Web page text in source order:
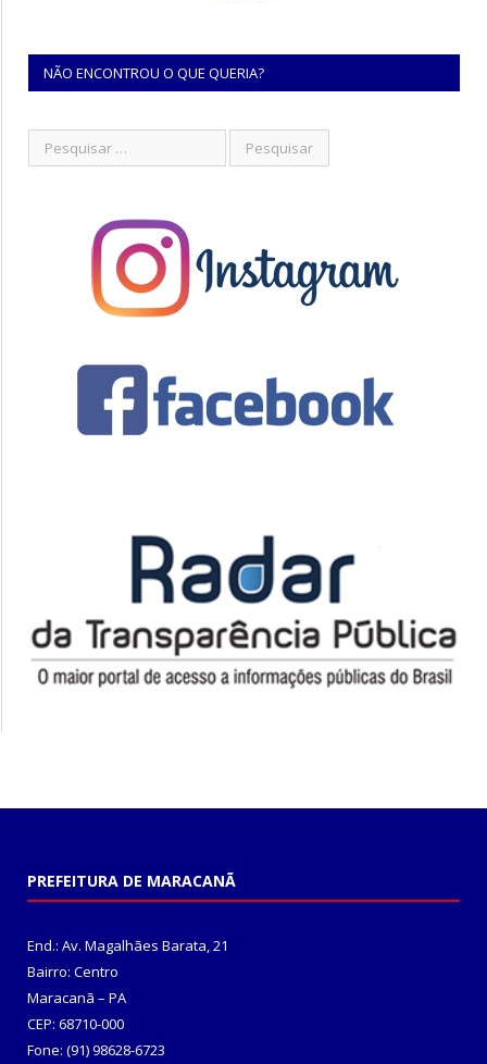
NÃO ENCONTROU O QUE QUERIA?
PREFEITURA DE MARACANÃ
End.: Av. Magalhães Barata, 21
Bairro: Centro
Maracanã – PA
CEP: 68710-000
Fone: (91) 98628-6723